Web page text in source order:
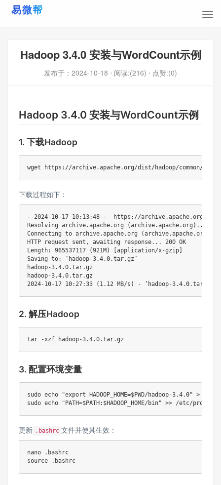
Hadoop 3.4.0 安装与WordCount示例
发布于： 2024-10-18 ⋅ 阅读:(216) ⋅ 点赞:(0)
Hadoop 3.4.0 安装与WordCount示例
1. 下载Hadoop
wget
下载过程如下：
--2024-10-17 10:13:48--  https://archive.apache.org/dist/
Resolving archive.apache.org (archive.apache.org)...
Connecting to archive.apache.org
HTTP request sent, awaiting response... 200 OK
Length: 965537117 (921M) [application/x-gzip]
Saving to: ‘hadoop-3.4.0.tar.gz’
hadoop-3.4.0.tar.gz
hadoop-3.4.0.tar.gz
2. 解压Hadoop
tar
3. 配置环境变量
sudo echo "export HADOOP_HOME=$PWD/hadoop-3.4.0" >
sudo echo "PATH=$PATH : $HADOOP_HOME/bin" >>
更新 .bashrc 文件并使其生效：
nano
source